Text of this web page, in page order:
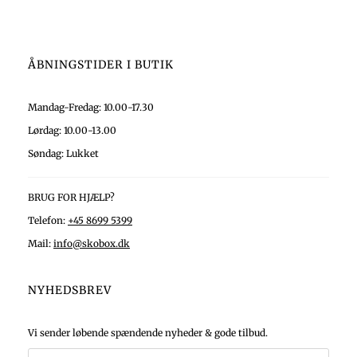
ÅBNINGSTIDER I BUTIK
Mandag-Fredag: 10.00-17.30
Lørdag: 10.00-13.00
Søndag: Lukket
BRUG FOR HJÆLP?
Telefon: +45 8699 5399
Mail: info@skobox.dk
NYHEDSBREV
Vi sender løbende spændende nyheder & gode tilbud.